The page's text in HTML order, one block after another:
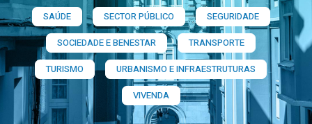
SAÚDE
SECTOR PÚBLICO
SEGURIDADE
SOCIEDADE E BENESTAR
TRANSPORTE
TURISMO
URBANISMO E INFRAESTRUTURAS
VIVENDA